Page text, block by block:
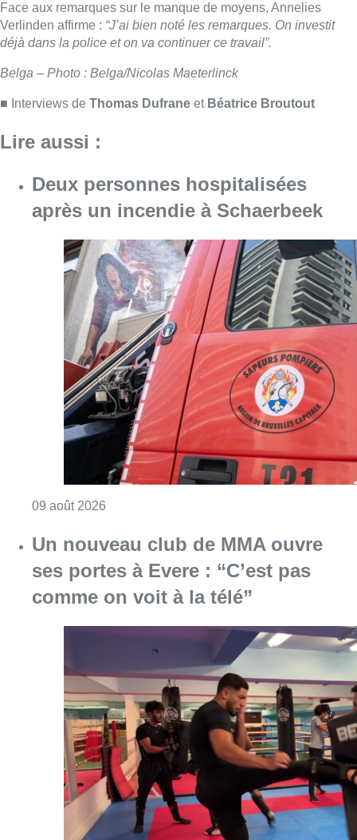
09 août 2026Consulter l'article "Deux personnes
Un nouveau club de MMA ouvre
ses portes à Evere : “C’est pas
comme on voit à la télé”
08 août 2026Consulter l'article "Un nouveau club de
Au Moeraske, Bart Hanssens
recense des insectes de plus en
plus rares